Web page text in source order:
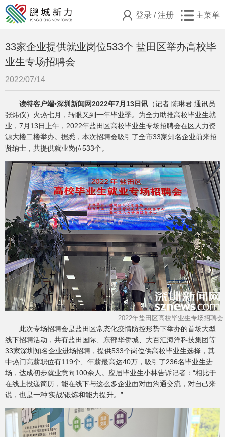
登录 /注册 主菜单
33家企业提供就业岗位533个 盐田区举办高校毕
业生专场招聘会
2022/07/14
读特客户端•深圳新闻网2022年7月13日讯 （记者 陈琳君 通讯员
张炜仪）火热七月，转眼又到一年毕业季。为全力助推高校毕业生就
业，7月13日上午，2022年盐田区高校毕业生专场招聘会在区人力资
源大楼二楼举办。据悉，本次招聘会吸引了全市33家知名企业前来招
贤纳士，共提供就业岗位533个。
2022年盐田区高校毕业生专场招聘会
此次专场招聘会是盐田区常态化疫情防控形势下举办的首场大型
线下招聘活动，共有盐田国际、东部华侨城、大百汇海洋科技集团等
33家深圳知名企业进场招聘，提供533个岗位供高校毕业生选择，其
中热门高薪职位有119个、 年薪最高达40万，吸引了236名毕业生进
场，达成初步就业意向100余人。应届毕业生小林告诉记者：“相比于
在线上投递简历，能在线下与这么多企业面对面沟通交流，对自己来
说，也是一种‘实战’锻炼和能力提升。”